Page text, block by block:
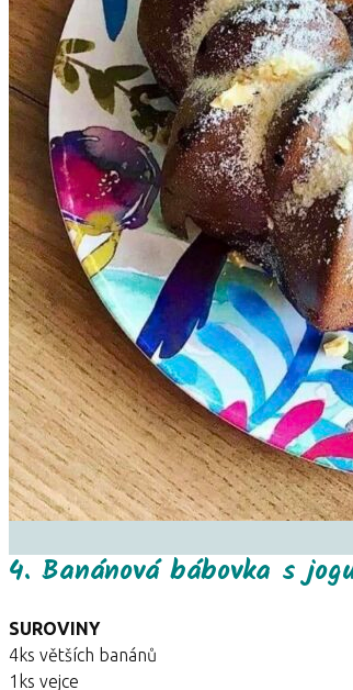
4. Banánová bábovka s
SUROVINY
4ks větších banánů
1ks vejce